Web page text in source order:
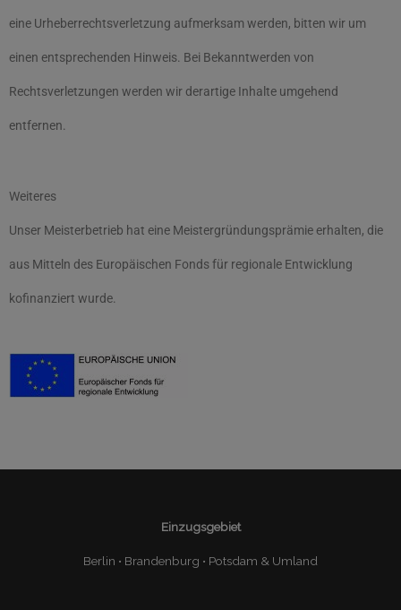
eine Urheberrechtsverletzung aufmerksam werden, bitten wir um
einen entsprechenden Hinweis. Bei Bekanntwerden von
Rechtsverletzungen werden wir derartige Inhalte umgehend
entfernen.
Weiteres
Unser Meisterbetrieb hat eine Meistergründungsprämie erhalten, die
aus Mitteln des Europäischen Fonds für regionale Entwicklung
kofinanziert wurde.
Einzugsgebiet
Berlin • Brandenburg • Potsdam & Umland